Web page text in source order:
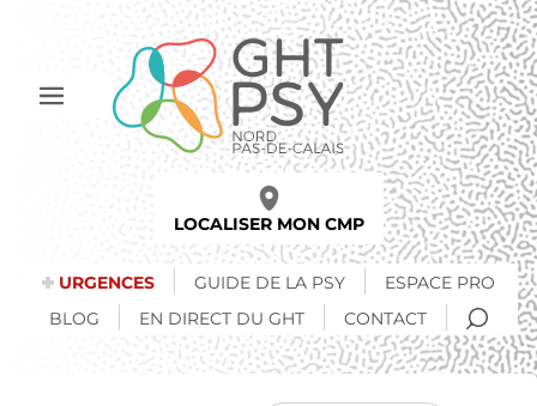
principal
Afficher
LOCALISER MON CMP
URGENCES GUIDE DE LA PSY
ESPACE PRO
BLOG
EN DIRECT DU GHT CONTACT